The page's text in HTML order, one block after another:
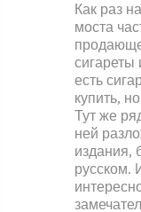
Как раз
моста
сигареты
есть
купить,
Тут же
ней
издания,
русском.